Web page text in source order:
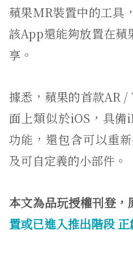
蘋果MR裝置中的工具
該App還能夠放置在
享。
據悉，蘋果的首款AR
面上類似於iOS，具
功能，還包含可以重
及可自定義的小部件。
本文為品玩授權刊登，
置或已進入推出階段